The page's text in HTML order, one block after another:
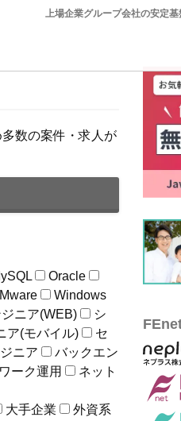
上場企業グループ会社の安定
数の案件・求人が
Oracle
Windows
ニア(WEB)
シ
ア(モバイル)
セ
ニア
バックエン
ーク運用
ネット
大手企業
外資系